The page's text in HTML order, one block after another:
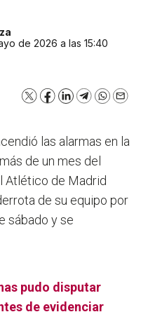
de 2026 a las 15:40
X Facebook
LinkedInTelegram
las alarmas en la
de un mes del
Atlético de Madrid
de su equipo por
sábado y se
pudo disputar
de evidenciar